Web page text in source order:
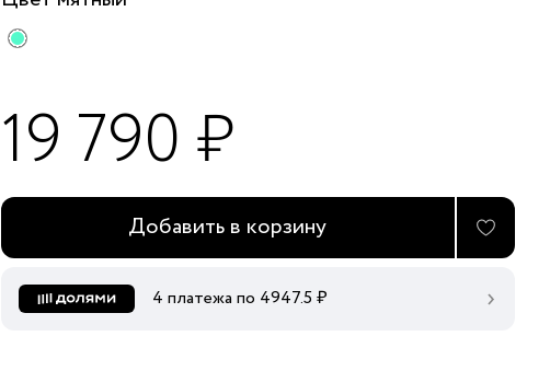
19 790 ₽
Добавить в корзину
4 платежа по 4947.5 ₽